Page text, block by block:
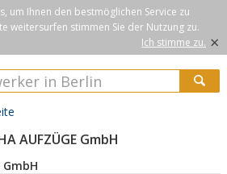
um Ihnen den bestmöglichen Service zu
weitersurfen stimmen Sie der Nutzung zu.
Ich stimme zu. ×
AUFZÜGE GmbH
GmbH